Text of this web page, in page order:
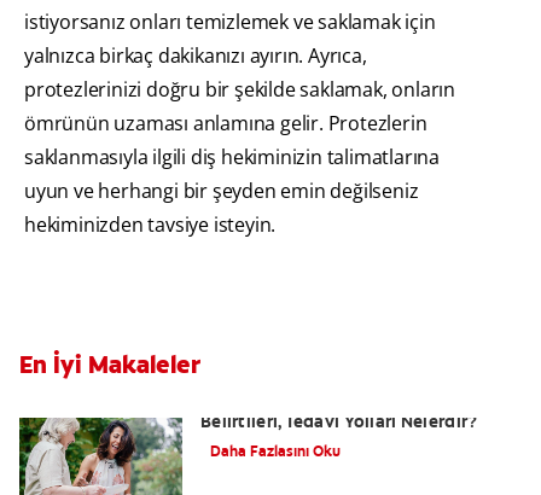
istiyorsanız onları temizlemek ve saklamak için
yalnızca birkaç dakikanızı ayırın. Ayrıca,
protezlerinizi doğru bir şekilde saklamak, onların
ömrünün uzaması anlamına gelir. Protezlerin
saklanmasıyla ilgili diş hekiminizin talimatlarına
uyun ve herhangi bir şeyden emin değilseniz
hekiminizden tavsiye isteyin.
En İyi Makaleler
Belirtileri, Tedavi Yolları Nelerdir?
Daha Fazlasını Oku